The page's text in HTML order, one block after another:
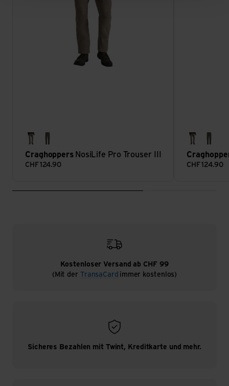
pebblewoodland green
Craghoppers NosiLife Pro Trouser III
CHF 124.90
pebble
CHF 124.90
Kostenloser Versand ab CHF 99
(Mit der TransaCard immer kostenlos)
Sicheres Bezahlen mit Twint, Kreditkarte und mehr.